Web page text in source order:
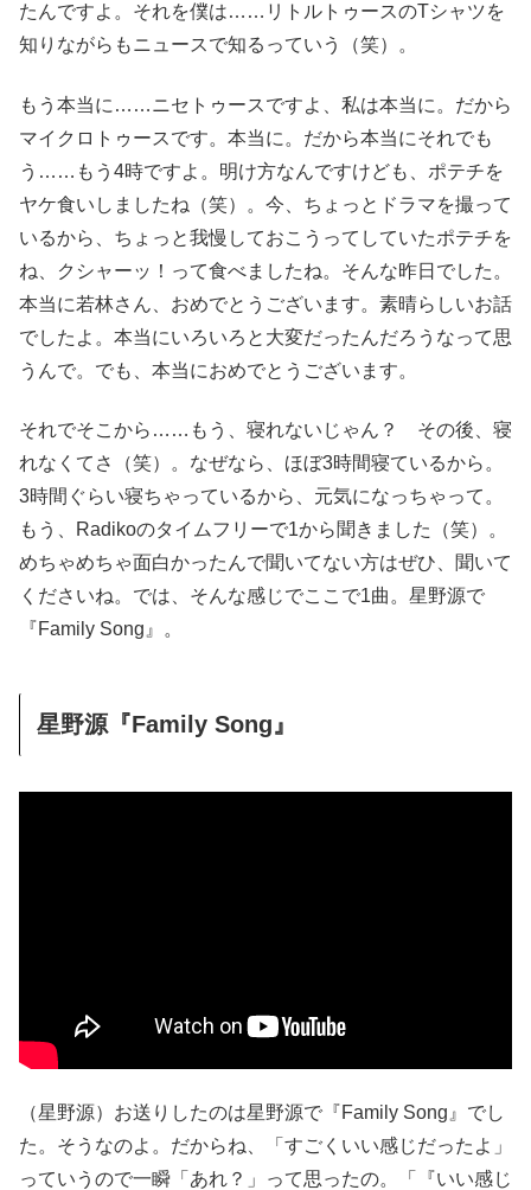
たんですよ。それを僕は……リトルトゥースのTシャツを
知りながらもニュースで知るっていう（笑）。
もう本当に……ニセトゥースですよ、私は本当に。だから
マイクロトゥースです。本当に。だから本当にそれでも
う……もう4時ですよ。明け方なんですけども、ポテチを
ヤケ食いしましたね（笑）。今、ちょっとドラマを撮って
いるから、ちょっと我慢しておこうってしていたポテチを
ね、クシャーッ！って食べましたね。そんな昨日でした。
本当に若林さん、おめでとうございます。素晴らしいお話
でしたよ。本当にいろいろと大変だったんだろうなって思
うんで。でも、本当におめでとうございます。
それでそこから……もう、寝れないじゃん？ その後、寝
れなくてさ（笑）。なぜなら、ほぼ3時間寝ているから。
3時間ぐらい寝ちゃっているから、元気になっちゃって。
もう、Radikoのタイムフリーで1から聞きました（笑）。
めちゃめちゃ面白かったんで聞いてない方はぜひ、聞いて
くださいね。では、そんな感じでここで1曲。星野源で
『Family Song』。
星野源『Family Song』
（星野源）お送りしたのは星野源で『Family Song』でし
た。そうなのよ。だからね、「すごくいい感じだったよ」
っていうので一瞬「あれ？」って思ったの。「『いい感じ